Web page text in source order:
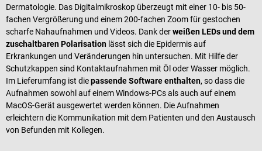
Dermatologie. Das Digitalmikroskop überzeugt mit einer 10- bis 50-
fachen Vergrößerung und einem 200-fachen Zoom für gestochen
scharfe Nahaufnahmen und Videos. Dank derweißen LEDs und dem
zuschaltbaren Polarisation lässt sich die Epidermis auf
Erkrankungen und Veränderungen hin untersuchen. Mit Hilfe der
Schutzkappen sind Kontaktaufnahmen mit Öl oder Wasser möglich.
Im Lieferumfang ist diepassende Software enthalten, so dass die
Aufnahmen sowohl auf einem Windows-PCs als auch auf einem
MacOS-Gerät ausgewertet werden können. Die Aufnahmen
erleichtern die Kommunikation mit dem Patienten und den Austausch
von Befunden mit Kollegen.